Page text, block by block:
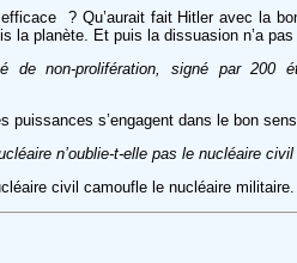
? Qu’aurait fait Hitler avec la
la planète. Et puis la dissuasion n’a
de non-prolifération, signé par 200
puissances s’engagent dans le bon
n’oublie-t-elle pas le nucléaire
civil camoufle le nucléaire militaire.